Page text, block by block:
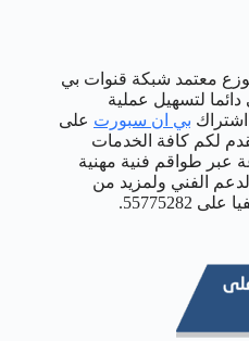
معتمد شبكة قنوات بي
لتسهيل عملية
بي ان سبورت على
لكم كافة الخدمات
عبر طواقم فنية مهنية
الفني ولمزيد من